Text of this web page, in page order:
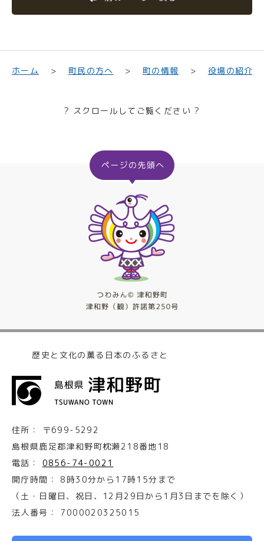
ホーム 町民の方へ 町の情報 役場の紹介
? スクロールしてご覧ください ?
歴史と文化の薫る日本のふるさと
住所：
〒699-5292
島根県鹿足郡津和野町枕瀬218番地18
電話：
0856-74-0021
開庁時間：
8時30分から17時15分まで
（土・日曜日、祝日、12月29日から1月3日までを除く）
法人番号：
7000020325015